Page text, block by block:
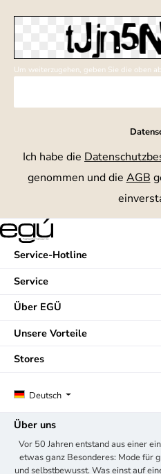
Um weiterzugehen, geben Sie die oben
Ich habe die
genommen und die AGB
Service-Hotline
Service
Über EGÜ
Unsere Vorteile
Deutsch
Stores
Über uns
Vor 50 Jahren entstand aus einer
etwas ganz Besonderes: Mode für
und selbstbewusst. Was einst auf